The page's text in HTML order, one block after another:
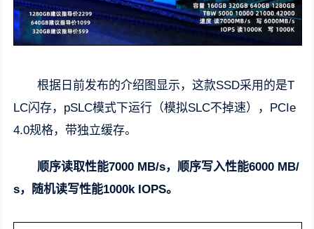
根据日前发布的介绍图显示，这款SSD采用的是T
LC闪存，pSLC模式下运行（模拟SLC不掉速），PCIe
4.0规格，带独立缓存。
顺序读取性能7000 MB/s，顺序写入性能6000 MB/
s，随机读写性能1000k IOPS。